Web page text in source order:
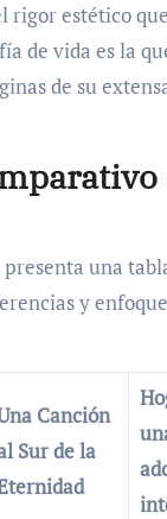
rigor estético
de vida es la
de su
una
y
Canción
Sur de la